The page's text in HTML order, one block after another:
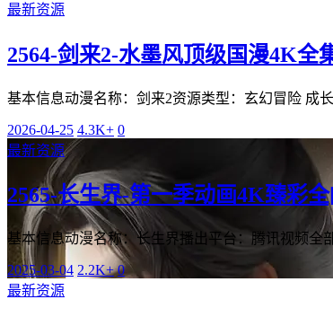
最新资源
2564-剑来2-水墨风顶级国漫4K全
基本信息动漫名称：剑来2资源类型：玄幻冒险 成
2026-04-25 4.3K+ 0
最新资源
2565-长生界-第一季动画4K臻彩
基本信息动漫名称：长生界播出平台：腾讯视频全
2025-03-04 2.2K+ 0
最新资源